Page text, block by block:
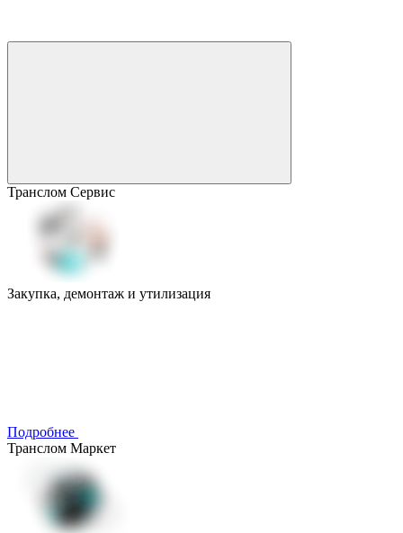
Транслом Сервис
Закупка, демонтаж и утилизация
Подробнее
Транслом Маркет